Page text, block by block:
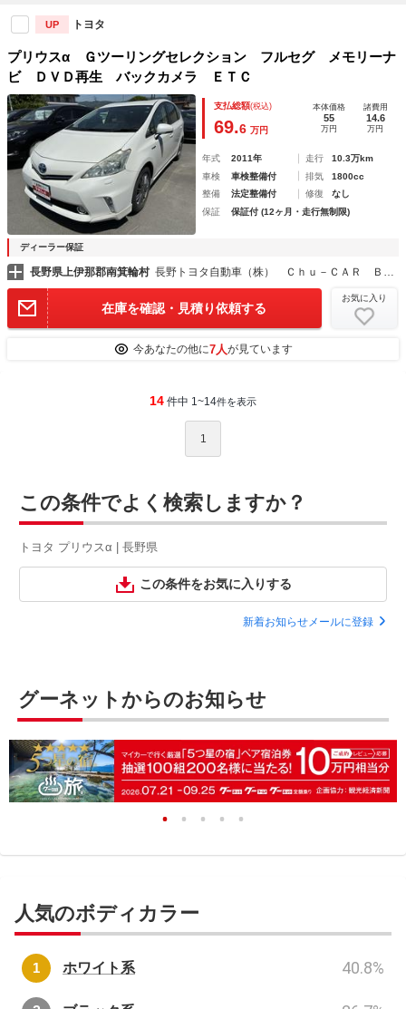
UP トヨタ
プリウスα Ｇツーリングセレクション フルセグ メモリーナ
ビ ＤＶＤ再生 バックカメラ ＥＴＣ
支払総額(税込)
69.6 万円
本体価格
55
万円
諸費用
14.6
万円
年式 2011年 走行
10.3万km
車検
車検整備付 排気
1800cc
整備
法定整備付 修復
なし
保証
保証付 (12ヶ月・走行無制限)
ディーラー保証
長野県上伊那郡南箕輪村 長野トヨタ自動車（株） Ｃｈｕ－ＣＡＲ ＢＯＸ伊那店
在庫を確認・見積り依頼する
お気に入り
今あなたの他に7人が見ています
14 件中 1~14件を表示
1
この条件でよく検索しますか？
トヨタ プリウスα | 長野県
この条件をお気に入りする
新着お知らせメールに登録
グーネットからのお知らせ
人気のボディカラー
ホワイト系 40.8%